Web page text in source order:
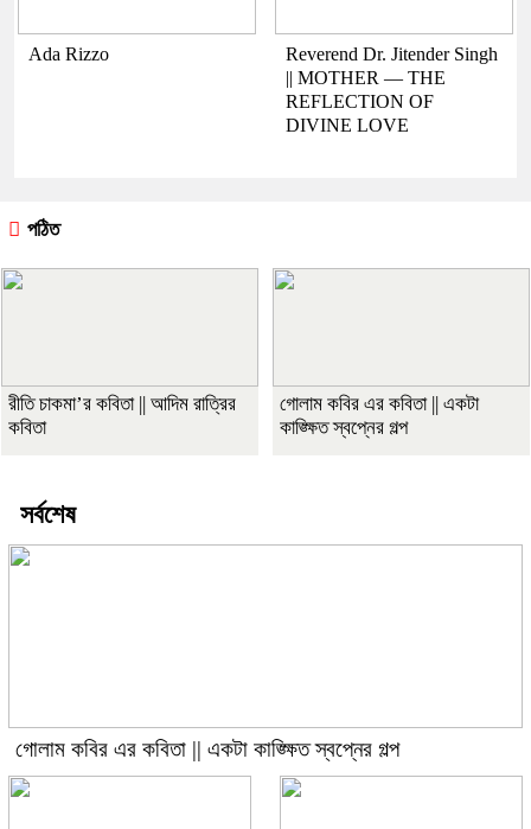
Ada Rizzo
Reverend Dr. Jitender Singh
|| MOTHER — THE
REFLECTION OF
DIVINE LOVE
পঠিত
রীতি চাকমা’র কবিতা || আদিম রাত্রির
কবিতা
গোলাম কবির এর কবিতা || একটা
কাঙ্ক্ষিত স্বপ্নের গল্প
সর্বশেষ
গোলাম কবির এর কবিতা || একটা কাঙ্ক্ষিত স্বপ্নের গল্প